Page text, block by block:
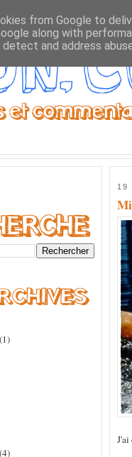
(1)
19
from Google to
along with
and address